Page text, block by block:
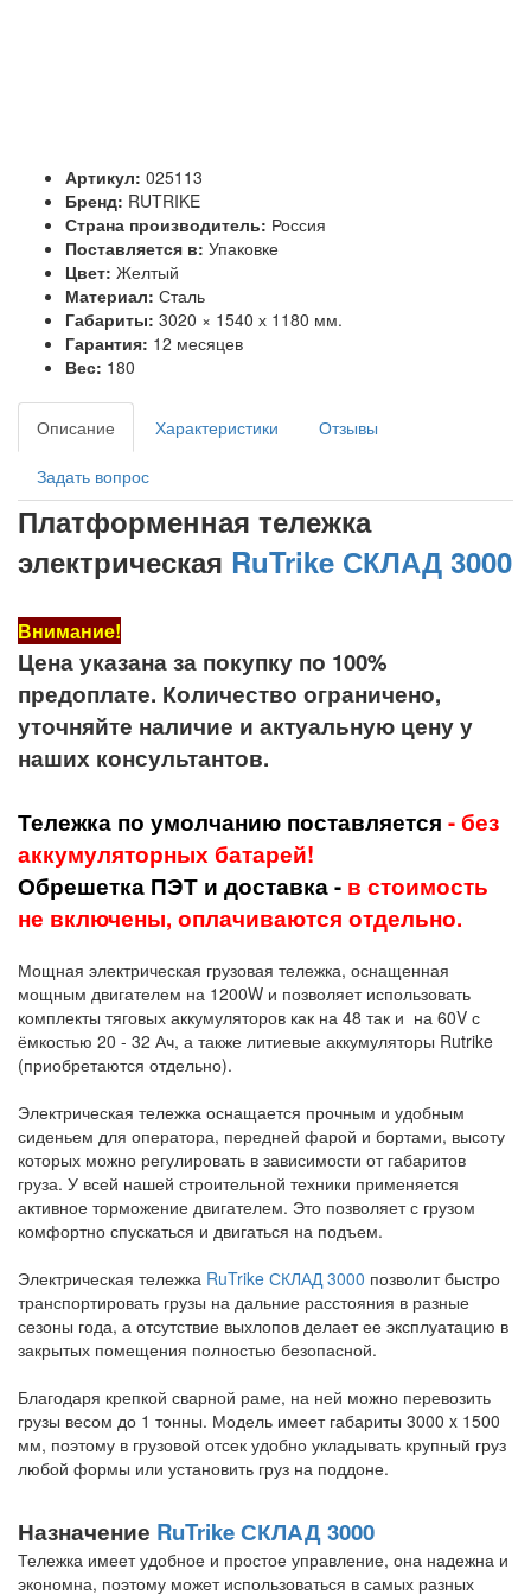
Артикул: 025113
Бренд: RUTRIKE
Страна производитель: Россия
Поставляется в: Упаковке
Цвет: Желтый
Материал: Сталь
Габариты: 3020 × 1540 х 1180 мм.
Гарантия: 12 месяцев
Вес: 180
Описание Характеристики Отзывы
Задать вопрос
Платформенная тележка
электрическая RuTrike СКЛАД 3000
Внимание!
Цена указана за покупку по 100%
предоплате. Количество ограничено,
уточняйте наличие и актуальную цену у
наших консультантов.
Тележка по умолчанию поставляется - без
аккумуляторных батарей!
Обрешетка ПЭТ и доставка - в стоимость
не включены, оплачиваются отдельно.
Мощная электрическая грузовая тележка, оснащенная
мощным двигателем на 1200W и позволяет использовать
комплекты тяговых аккумуляторов как на 48 так и на 60V с
ёмкостью 20 - 32 Ач, а также литиевые аккумуляторы Rutrike
(приобретаются отдельно).
Электрическая тележка оснащается прочным и удобным
сиденьем для оператора, передней фарой и бортами, высоту
которых можно регулировать в зависимости от габаритов
груза. У всей нашей строительной техники применяется
активное торможение двигателем. Это позволяет с грузом
комфортно спускаться и двигаться на подъем.
Электрическая тележка RuTrike СКЛАД 3000 позволит быстро
транспортировать грузы на дальние расстояния в разные
сезоны года, а отсутствие выхлопов делает ее эксплуатацию в
закрытых помещения полностью безопасной.
Благодаря крепкой сварной раме, на ней можно перевозить
грузы весом до 1 тонны. Модель имеет габариты 3000 x 1500
мм, поэтому в грузовой отсек удобно укладывать крупный груз
любой формы или установить груз на поддоне.
Назначение RuTrike СКЛАД 3000
Тележка имеет удобное и простое управление, она надежна и
экономна, поэтому может использоваться в самых разных